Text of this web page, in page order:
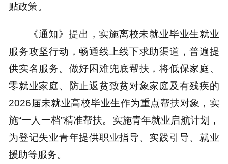
贴政策。
《通知》提出，实施离校未就业毕业生就业
服务攻坚行动，畅通线上线下求助渠道，普遍提
供实名服务。做好困难兜底帮扶，将低保家庭、
零就业家庭、防止返贫致贫对象家庭及有残疾的
2026届未就业高校毕业生作为重点帮扶对象，实
施“一人一档”精准帮扶。实施青年就业启航计划，
为登记失业青年提供职业指导、实践引导、就业
援助等服务。